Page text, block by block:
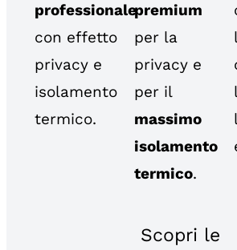
professionale
con effetto
privacy e
isolamento
termico.
premium
per la
privacy e
per il
massimo
isolamento
termico.
Scopri le